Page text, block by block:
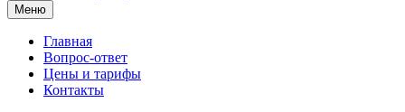
Меню
Главная
Вопрос-ответ
Цены и тарифы
Контакты